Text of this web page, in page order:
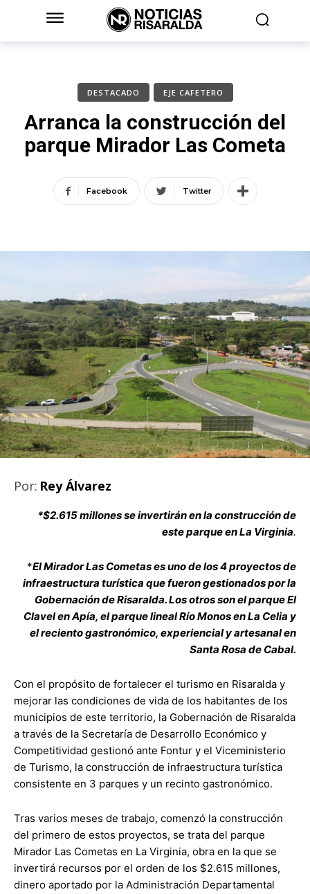
DESTACADO EJE CAFETERO
Arranca la construcción del
parque Mirador Las Cometa
Facebook Twitter
Por: Rey Álvarez
*$2.615 millones se invertirán en la construcción de
este parque en La Virginia.
*El Mirador Las Cometas es uno de los 4 proyectos de
infraestructura turística que fueron gestionados por la
Gobernación de Risaralda. Los otros son el parque El
Clavel en Apía, el parque lineal Río Monos en La Celia y
el reciento gastronómico, experiencial y artesanal en
Santa Rosa de Cabal.
Con el propósito de fortalecer el turismo en Risaralda y
mejorar las condiciones de vida de los habitantes de los
municipios de este territorio, la Gobernación de Risaralda
a través de la Secretaría de Desarrollo Económico y
Competitividad gestionó ante Fontur y el Viceministerio
de Turismo, la construcción de infraestructura turística
consistente en 3 parques y un recinto gastronómico.
Tras varios meses de trabajo, comenzó la construcción
del primero de estos proyectos, se trata del parque
Mirador Las Cometas en La Virginia, obra en la que se
invertirá recursos por el orden de los $2.615 millones,
dinero aportado por la Administración Departamental